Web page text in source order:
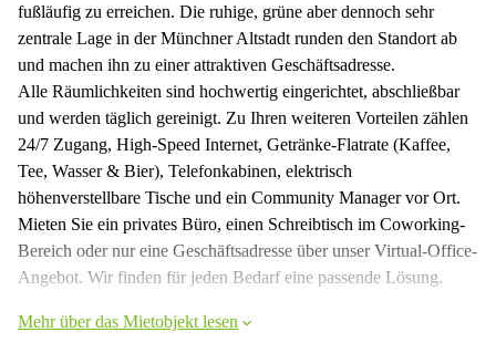
fußläufig zu erreichen. Die ruhige, grüne aber dennoch sehr
zentrale Lage in der Münchner Altstadt runden den Standort ab
und machen ihn zu einer attraktiven Geschäftsadresse.
Alle Räumlichkeiten sind hochwertig eingerichtet, abschließbar
und werden täglich gereinigt. Zu Ihren weiteren Vorteilen zählen
24/7 Zugang, High-Speed Internet, Getränke-Flatrate (Kaffee,
Tee, Wasser & Bier), Telefonkabinen, elektrisch
höhenverstellbare Tische und ein Community Manager vor Ort.
Mieten Sie ein privates Büro, einen Schreibtisch im Coworking-
Bereich oder nur eine Geschäftsadresse über unser Virtual-Office-
Angebot. Wir finden für jeden Bedarf eine passende Lösung.
Mehr über das Mietobjekt lesen